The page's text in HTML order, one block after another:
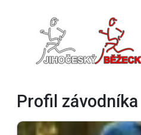
Profil závodníka